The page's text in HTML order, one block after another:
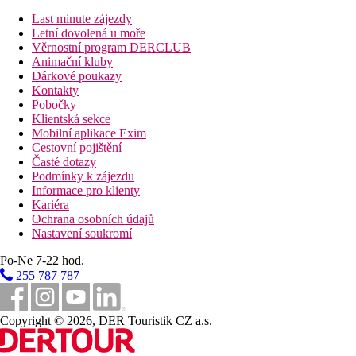
Písečná pláž kombinovaná s korálem, pozvolný vstup do vody v
lagunách a na malé pláži, u korálu vstup po schůdcích. U
korálového útesu možnost šnorchlování. Bar na pláži, lehátka,
slunečníky a osušky zdarma.
Stravování
All Inclusive
Snídaně, oběd a večeře formou bufetu
Během dne lehký snack káva, čaj, sladké pečivo
Vybrané alkoholické a nealkoholické nápoje místní
výroby (10.00–24.00 hod.)
Sportovní nabídka
Zdarma:
kurty na squash, kulečník, stolní tenis.
Za poplatek:potápěčské centrum.
Zábava
Denní a večerní animační programy, diskotéka.
Děti
Miniklub, dětské hřiště, dětský bazén.
Last minute zájezdy
Letní dovolená u moře
Věrnostní program DERCLUB
Animační kluby
Dárkové poukazy
Kontakty
Pobočky
Klientská sekce
Mobilní aplikace Exim
Cestovní pojištění
Časté dotazy
Podmínky k zájezdu
Informace pro klienty
Kariéra
Ochrana osobních údajů
Nastavení soukromí
Po-Ne 7-22 hod.
255 787 787
Copyright © 2026, DER Touristik CZ a.s.